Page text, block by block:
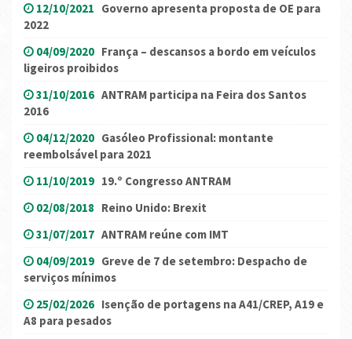
12/10/2021 Governo apresenta proposta de OE para
2022
04/09/2020 França – descansos a bordo em veículos
ligeiros proibidos
31/10/2016 ANTRAM participa na Feira dos Santos
2016
04/12/2020 Gasóleo Profissional: montante
reembolsável para 2021
11/10/2019 19.º Congresso ANTRAM
02/08/2018 Reino Unido: Brexit
31/07/2017 ANTRAM reúne com IMT
04/09/2019 Greve de 7 de setembro: Despacho de
serviços mínimos
25/02/2026 Isenção de portagens na A41/CREP, A19 e
A8 para pesados